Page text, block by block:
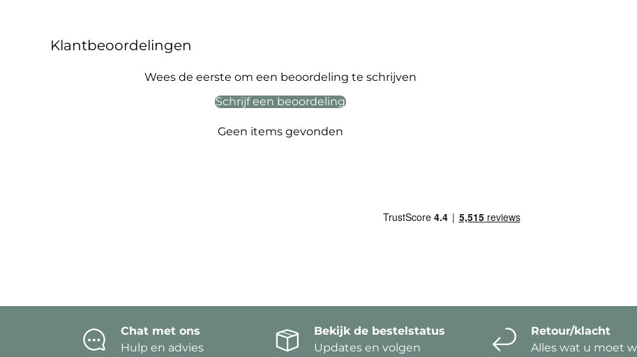
Klantbeoordelingen
Wees de eerste om een beoordeling te schrijven
Schrijf een beoordeling
Geen items gevonden
Chat met ons
Hulp en advies
Bekijk de bestelstatus
Updates en volgen
Retour/klacht
Alles wat u moet